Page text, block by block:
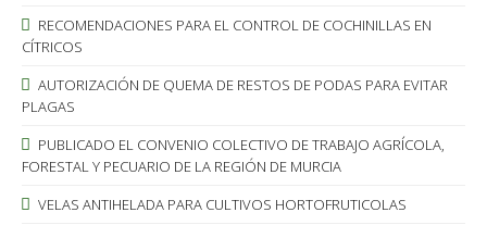
RECOMENDACIONES PARA EL CONTROL DE COCHINILLAS EN
CÍTRICOS
AUTORIZACIÓN DE QUEMA DE RESTOS DE PODAS PARA EVITAR
PLAGAS
PUBLICADO EL CONVENIO COLECTIVO DE TRABAJO AGRÍCOLA,
FORESTAL Y PECUARIO DE LA REGIÓN DE MURCIA
VELAS ANTIHELADA PARA CULTIVOS HORTOFRUTICOLAS